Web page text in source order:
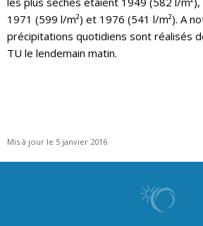
1971 (599 l/m²) et 1976 (541 l/m²). A
précipitations quotidiens sont réalisés
TU le lendemain matin.
Mis à jour le 5 janvier 2016